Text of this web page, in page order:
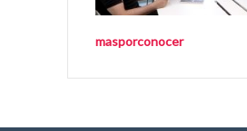
masporconocer